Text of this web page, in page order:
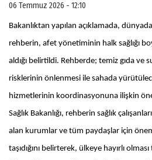
06 Temmuz 2026 - 12:10
Bakanlıktan yapılan açıklamada,
rehberin, afet yönetiminin halk sağlığı
aldığı belirtildi. Rehberde; temiz gıda ve
risklerinin önlenmesi ile sahada
hizmetlerinin koordinasyonuna ilişkin
Sağlık Bakanlığı, rehberin sağlık
alan kurumlar ve tüm paydaşlar için
taşıdığını belirterek, ülkeye hayırlı